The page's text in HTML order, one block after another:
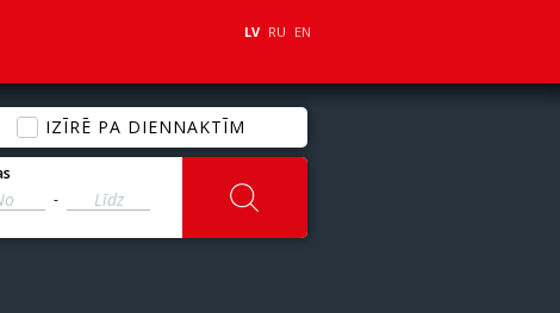
LV RU EN
IZĪRĒ PA DIENNAKTĪM
-